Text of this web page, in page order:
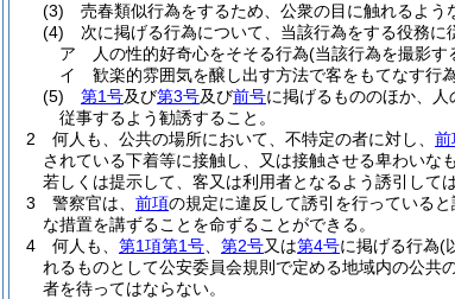
(3)
売春類似行為をするため、公衆の目に触れるよう
(4)
次に掲げる行為について、当該行為をする役務に
ア
人の性的好奇心をそそる行為(当該行為を撮影す
イ
歓楽的雰囲気を醸し出す方法で客をもてなす行
(5)
第1号及び第3号及び前号に掲げるもののほか、
従事するよう勧誘すること。
2
何人も、公共の場所において、不特定の者に対し、 前
されている下着等に接触し、又は接触させる卑わいな
若しくは提示して、客又は利用者となるよう誘引して
3
警察官は、 前項の規定に違反して誘引を行っている
な措置を講ずることを命ずることができる。
4
何人も、 第1項第1号 第2号又は第4号に掲げる行為(
れるものとして公安委員会規則で定める地域内の公共
者を待ってはならない。